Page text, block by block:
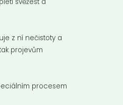
extrakt z
košíku:(59,70Kč )
/ Kg
z ní nečistoty a
projevům
procesem